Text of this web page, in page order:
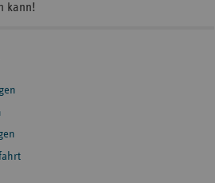
kann!